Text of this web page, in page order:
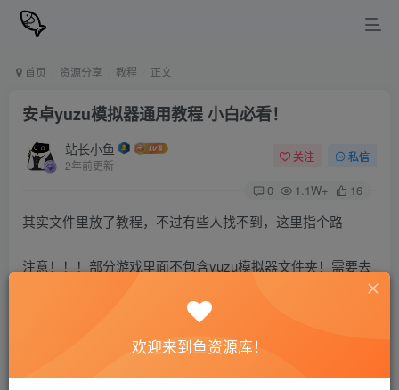
首页 资源分享 教程 正文
安卓yuzu模拟器通用教程 小白必看！
站长小鱼
2年前更新
关注 私信
0 1.1W+ 16
其实文件里放了教程，不过有些人找不到，这里指个路
注意！！！部分游戏里面不包含yuzu模拟器文件夹！需要去
点这里跳转文章欢迎来到鱼资源库！